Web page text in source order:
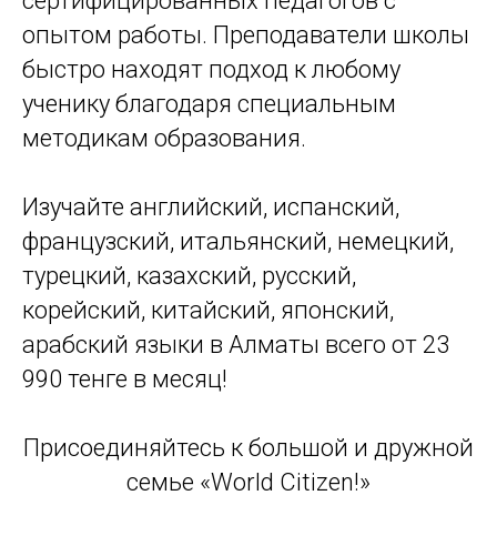
опытом работы. Преподаватели школы
быстро находят подход к любому
ученику благодаря специальным
методикам образования.
Изучайте английский, испанский,
французский, итальянский, немецкий,
турецкий, казахский, русский,
корейский, китайский, японский,
арабский языки в Алматы всего от 23
990 тенге в месяц!
Присоединяйтесь к большой и дружной
семье «World Citizen!»